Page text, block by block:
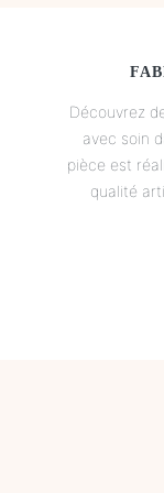
Découvrez
avec soin
pièce est
qualité